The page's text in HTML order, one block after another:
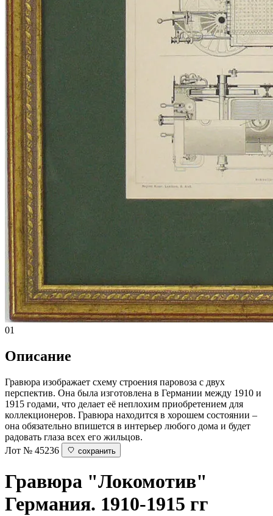
01
Описание
Гравюра изображает схему строения паровоза с двух
перспектив. Она была изготовлена в Германии между 1910 и
1915 годами, что делает её неплохим приобретением для
коллекционеров. Гравюра находится в хорошем состоянии –
она обязательно впишется в интерьер любого дома и будет
радовать глаза всех его жильцов.
Лот № 45236
сохранить
Гравюра "Локомотив"
Германия. 1910-1915 гг